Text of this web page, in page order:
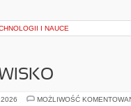
I NAUCE
MOŻLIWOŚĆ